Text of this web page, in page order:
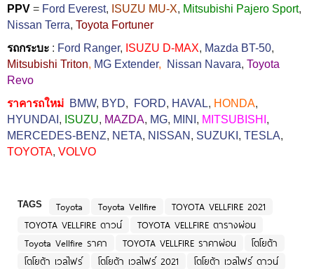
PPV = Ford Everest, ISUZU MU-X, Mitsubishi Pajero Sport,
Nissan Terra, Toyota Fortuner
รถกระบะ : Ford Ranger, ISUZU D-MAX, Mazda BT-50,
Mitsubishi Triton, MG Extender, Nissan Navara, Toyota
Revo
ราคารถใหม่ BMW, BYD, FORD, HAVAL, HONDA,
HYUNDAI , ISUZU, MAZDA, MG, MINI , MITSUBISHI ,
MERCEDES-BENZ, NETA, NISSAN , SUZUKI , TESLA,
TOYOTA, VOLVO
TAGS Toyota Toyota Vellfire
TOYOTA VELLFIRE 2021
TOYOTA VELLFIRE ดาวน์
TOYOTA VELLFIRE ตารางผ่อน
Toyota Vellfire ราคา
TOYOTA VELLFIRE ราคาผ่อน
โตโยต้า
โตโยต้า เวลไฟร์
โตโยต้า เวลไฟร์ 2021
โตโยต้า เวลไฟร์ ดาวน์